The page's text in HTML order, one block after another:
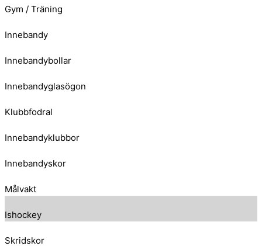
Gym / Träning
Innebandy
Innebandybollar
Innebandyglasögon
Klubbfodral
Innebandyklubbor
Innebandyskor
Målvakt
Ishockey
Skridskor